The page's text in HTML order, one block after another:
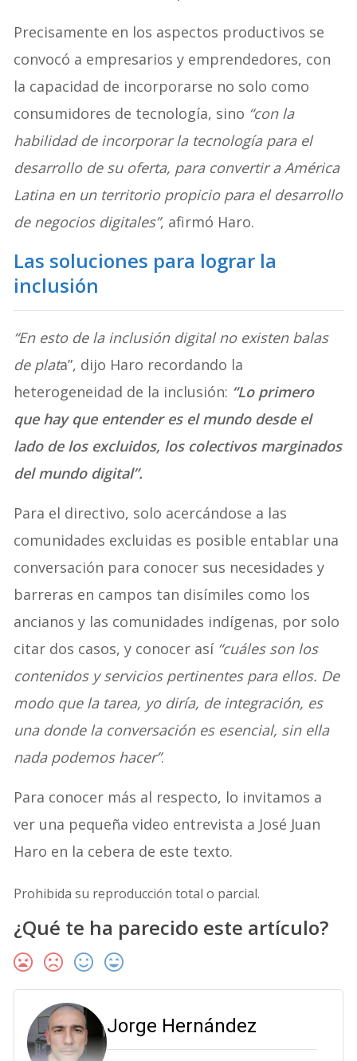
Precisamente en los aspectos productivos se
convocó a empresarios y emprendedores, con
la capacidad de incorporarse no solo como
consumidores de tecnología, sino “con la
habilidad de incorporar la tecnología para el
desarrollo de su oferta, para convertir a América
Latina en un territorio propicio para el desarrollo
de negocios digitales”, afirmó Haro.
Las soluciones para lograr la
inclusión
“En esto de la inclusión digital no existen balas
de plata”, dijo Haro recordando la
heterogeneidad de la inclusión: “Lo primero
que hay que entender es el mundo desde el
lado de los excluidos, los colectivos marginados
del mundo digital”.
Para el directivo, solo acercándose a las
comunidades excluidas es posible entablar una
conversación para conocer sus necesidades y
barreras en campos tan disímiles como los
ancianos y las comunidades indígenas, por solo
citar dos casos, y conocer así “cuáles son los
contenidos y servicios pertinentes para ellos. De
modo que la tarea, yo diría, de integración, es
una donde la conversación es esencial, sin ella
nada podemos hacer”.
Para conocer más al respecto, lo invitamos a
ver una pequeña video entrevista a José Juan
Haro en la cebera de este texto.
Prohibida su reproducción total o parcial.
¿Qué te ha parecido este artículo?
Jorge Hernández